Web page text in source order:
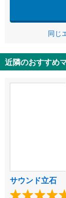
同じ
近隣のおすすめ
サウンド立石